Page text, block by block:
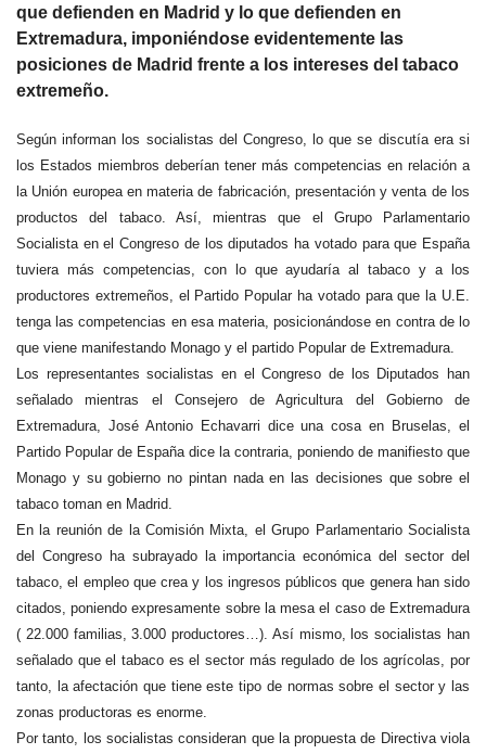
que defienden en Madrid y lo que defienden en
Extremadura, imponiéndose evidentemente las
posiciones de Madrid frente a los intereses del tabaco
extremeño.
Según informan los socialistas del Congreso, lo que se discutía era si
los Estados miembros deberían tener más competencias en relación a
la Unión europea en materia de fabricación, presentación y venta de los
productos del tabaco. Así, mientras que el Grupo Parlamentario
Socialista en el Congreso de los diputados ha votado para que España
tuviera más competencias, con lo que ayudaría al tabaco y a los
productores extremeños, el Partido Popular ha votado para que la U.E.
tenga las competencias en esa materia, posicionándose en contra de lo
que viene manifestando Monago y el partido Popular de Extremadura.
Los representantes socialistas en el Congreso de los Diputados han
señalado mientras el Consejero de Agricultura del Gobierno de
Extremadura, José Antonio Echavarri dice una cosa en Bruselas, el
Partido Popular de España dice la contraria, poniendo de manifiesto que
Monago y su gobierno no pintan nada en las decisiones que sobre el
tabaco toman en Madrid.
En la reunión de la Comisión Mixta, el Grupo Parlamentario Socialista
del Congreso ha subrayado la importancia económica del sector del
tabaco, el empleo que crea y los ingresos públicos que genera han sido
citados, poniendo expresamente sobre la mesa el caso de Extremadura
( 22.000 familias, 3.000 productores…). Así mismo, los socialistas han
señalado que el tabaco es el sector más regulado de los agrícolas, por
tanto, la afectación que tiene este tipo de normas sobre el sector y las
zonas productoras es enorme.
Por tanto, los socialistas consideran que la propuesta de Directiva viola